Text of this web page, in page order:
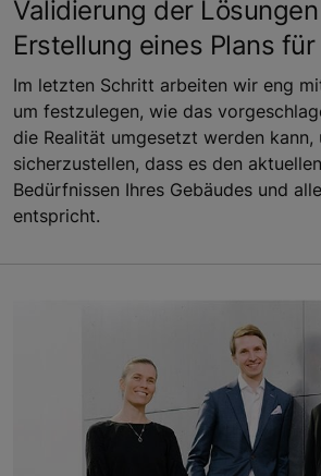
Validierung der
Erstellung eines Plans
Im letzten Schritt arbeiten wir eng
um festzulegen, wie das
die Realität umgesetzt werden kann,
sicherzustellen, dass es den
Bedürfnissen Ihres Gebäudes und
entspricht.